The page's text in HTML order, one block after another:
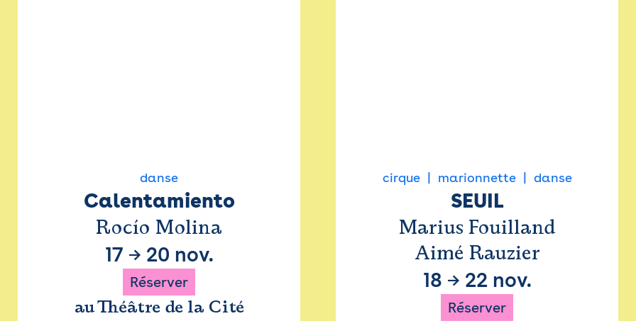
danse
Calentamiento
Rocío Molina
17 → 20 nov.
Réserver
au Théâtre de la Cité
cirque marionnette danse
SEUIL
Marius Fouilland
Aimé Rauzier
18 → 22 nov.
Réserver